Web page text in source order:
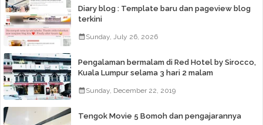
Diary blog : Template baru dan pageview blog
terkini
Sunday, July 26, 2026
Pengalaman bermalam di Red Hotel by Sirocco,
Kuala Lumpur selama 3 hari 2 malam
Sunday, December 22, 2019
Tengok Movie 5 Bomoh dan pengajarannya